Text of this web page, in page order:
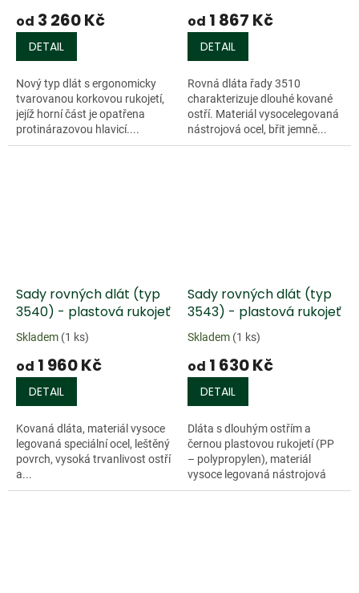
od 3 260 Kč
DETAIL
Nový typ dlát s ergonomicky
tvarovanou korkovou rukojetí,
jejíž horní část je opatřena
protinárazovou hlavicí....
od 1 867 Kč
DETAIL
Rovná dláta řady 3510
charakterizuje dlouhé kované
ostří. Materiál vysocelegovaná
nástrojová ocel, břit jemně...
Sady rovných dlát (typ
3540) - plastová rukojeť
Skladem (1 ks)
od 1 960 Kč
DETAIL
Kovaná dláta, materiál vysoce
legovaná speciální ocel, leštěný
povrch, vysoká trvanlivost ostří
a...
Sady rovných dlát (typ
3543) - plastová rukojeť
Skladem (1 ks)
od 1 630 Kč
DETAIL
Dláta s dlouhým ostřím a
černou plastovou rukojetí (PP
– polypropylen), materiál
vysoce legovaná nástrojová
ocel...